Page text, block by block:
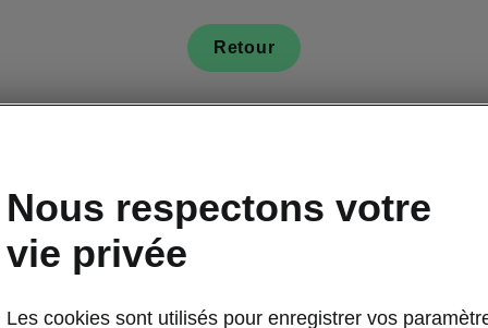
Retour
Nous respectons votre
vie privée
Les cookies sont utilisés pour enregistrer vos